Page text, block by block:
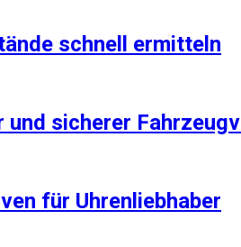
schnell ermitteln
sicherer
für Uhrenliebhaber